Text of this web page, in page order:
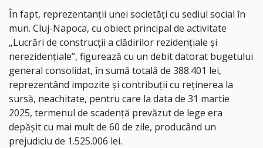
În fapt, reprezentanţii unei societăți cu sediul social în
mun. Cluj-Napoca, cu obiect principal de activitate
„Lucrări de construcţii a clădirilor rezidenţiale şi
nerezidenţiale”, figurează cu un debit datorat bugetului
general consolidat, în sumă totală de 388.401 lei,
reprezentând impozite şi contribuţii cu reţinerea la
sursă, neachitate, pentru care la data de 31 martie
2025, termenul de scadenţă prevăzut de lege era
depăşit cu mai mult de 60 de zile, producând un
prejudiciu de 1.525.006 lei.